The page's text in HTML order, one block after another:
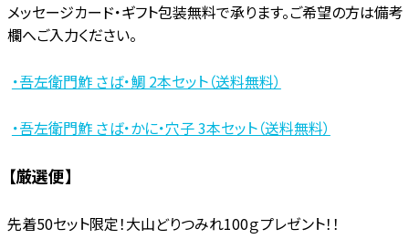
メッセージカード・ギフト包装無料で承ります。ご希望の方は備考
欄へご入力ください。
・吾左衛門鮓 さば・鯛 2本セット（送料無料）
・吾左衛門鮓 さば・かに・穴子 3本セット（送料無料）
【厳選便】
先着50セット限定！大山どりつみれ100ｇプレゼント！！